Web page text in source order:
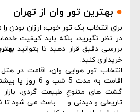
● بهترین تور وان از تهران
برای انتخاب یک تور خوب، ارزان بودن
در نظر نگیرید، بلکه باید کیفیت
بررسی دقیق قرار دهید تا بتوانید
خریداری کنید.
انتخاب تور هوایی وان، اقامت در
اقامت به مدت 5
گشت های متنوعِ طبیعت گردی، بازار
تاریخی و دیدنی و … باعث می شود تا